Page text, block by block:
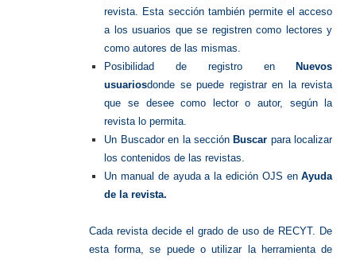
revista. Esta sección también permite el acceso
a los usuarios que se registren como lectores y
como autores de las mismas.
Posibilidad de registro en
Nuevos
usuariosdonde se puede registrar en la revista
que se desee como lector o autor, según la
revista lo permita.
Un Buscador en la sección Buscar para localizar
los contenidos de las revistas.
Un manual de ayuda a la edición OJS enAyuda
de la revista.
Cada revista decide el grado de uso de RECYT. De
esta forma, se puede o utilizar la herramienta de